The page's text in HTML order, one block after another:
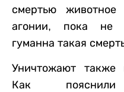
смертью
агонии, пока не
гуманна такая
Уничтожают
Как